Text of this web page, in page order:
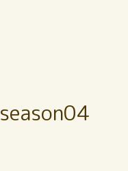
season04